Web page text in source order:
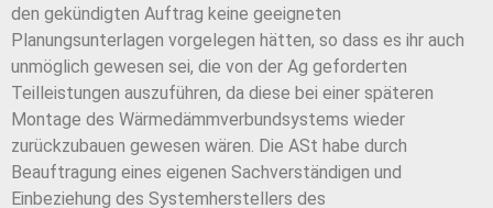
den gekündigten Auftrag keine geeigneten
Planungsunterlagen vorgelegen hätten, so dass es ihr auch
unmöglich gewesen sei, die von der Ag geforderten
Teilleistungen auszuführen, da diese bei einer späteren
Montage des Wärmedämmverbundsystems wieder
zurückzubauen gewesen wären. Die ASt habe durch
Beauftragung eines eigenen Sachverständigen und
Einbeziehung des Systemherstellers des